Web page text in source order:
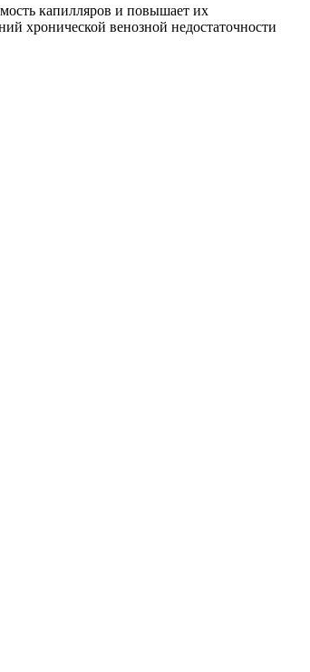
капилляров и повышает их
хронической венозной недостаточности